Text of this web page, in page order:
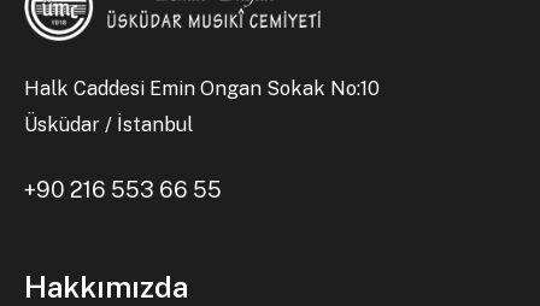
Halk Caddesi Emin Ongan Sokak No:10
Üsküdar / İstanbul
+90 216 553 66 55
Hakkımızda